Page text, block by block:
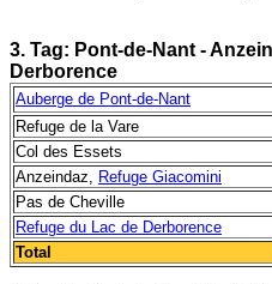
3. Tag: Pont-de-Nant -
Derborence
Auberge de Pont-de-Nant
Refuge de la Vare
Col des Essets
Anzeindaz,
Refuge Giacomini
Pas de Cheville
Refuge du Lac de Derborence
Total